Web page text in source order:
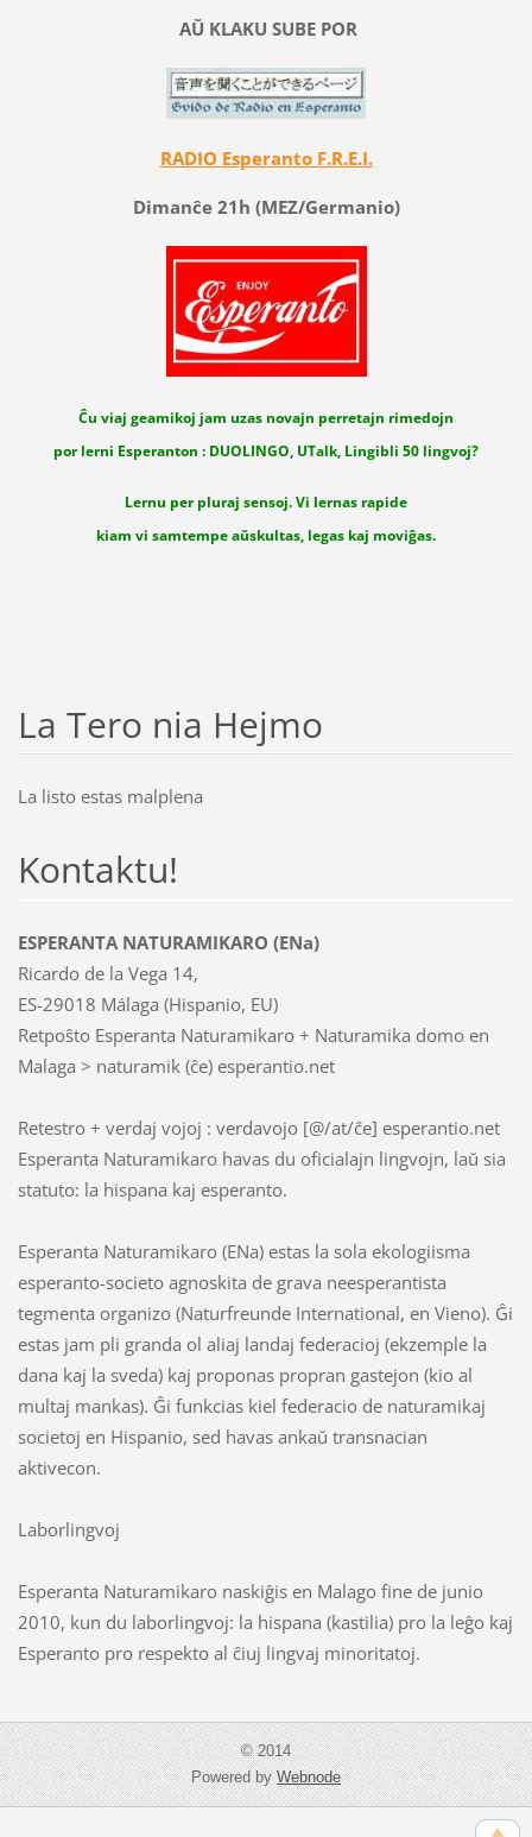
AŬ KLAKU SUBE POR
RADIO Esperanto F.R.E.I.
Dimanĉe 21h (MEZ/Germanio)
Ĉu viaj geamikoj jam uzas novajn perretajn rimedojn
por lerni Esperanton : DUOLINGO, UTalk, Lingibli 50 lingvoj?
Lernu per pluraj sensoj. Vi lernas rapide
kiam vi samtempe aŭskultas, legas kaj moviĝas.
La Tero nia Hejmo
La listo estas malplena
Kontaktu!
ESPERANTA NATURAMIKARO (ENa)
Ricardo de la Vega 14,
ES-29018 Málaga (Hispanio, EU)
Retpoŝto Esperanta Naturamikaro + Naturamika domo en
Malaga > naturamik (ĉe) esperantio.net
Retestro + verdaj vojoj : verdavojo [@/at/ĉe] esperantio.net
Esperanta Naturamikaro havas du oficialajn lingvojn, laŭ sia
statuto: la hispana kaj esperanto.
Esperanta Naturamikaro (ENa) estas la sola ekologiisma
esperanto-societo agnoskita de grava neesperantista
tegmenta organizo (Naturfreunde International, en Vieno). Ĝi
estas jam pli granda ol aliaj landaj federacioj (ekzemple la
dana kaj la sveda) kaj proponas propran gastejon (kio al
multaj mankas). Ĝi funkcias kiel federacio de naturamikaj
societoj en Hispanio, sed havas ankaŭ transnacian
aktivecon.
Laborlingvoj
Esperanta Naturamikaro naskiĝis en Malago fine de junio
2010, kun du laborlingvoj: la hispana (kastilia) pro la leĝo kaj
Esperanto pro respekto al ĉiuj lingvaj minoritatoj.
© 2014
Powered byWebnode